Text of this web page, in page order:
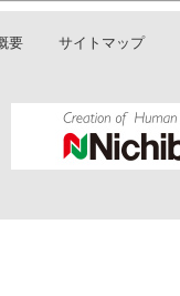
要 サイトマップ